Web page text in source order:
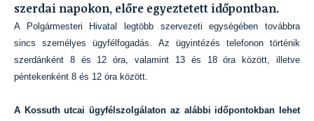
szerdai napokon, előre egyeztetett időpontban.
A Polgármesteri Hivatal legtöbb szervezeti egységében továbbra
sincs személyes ügyfélfogadás. Az ügyintézés telefonon történik
szerdánként 8 és 12 óra, valamint 13 és 18 óra között, illetve
péntekenként 8 és 12 óra között.
A Kossuth utcai ügyfélszolgálaton az alábbi időpontokban lehet